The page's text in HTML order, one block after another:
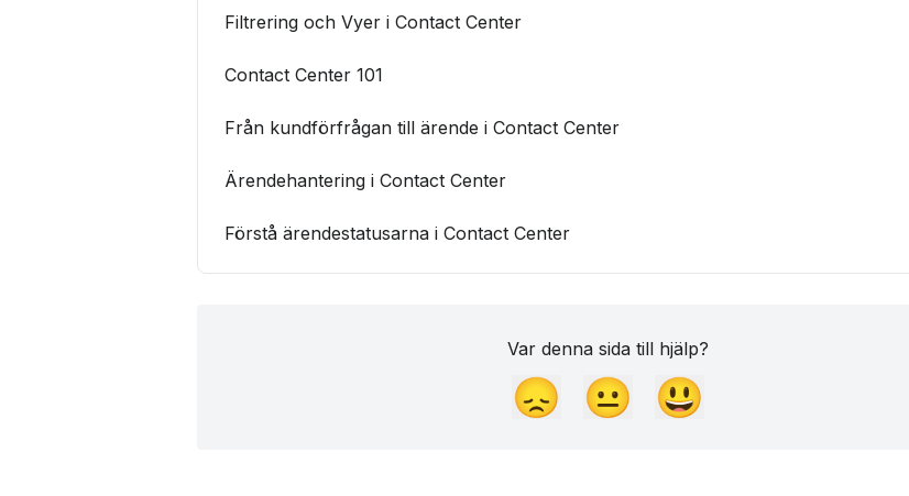
Filtrering och Vyer i Contact Center
Contact Center 101
Från kundförfrågan till ärende i Contact Center
Ärendehantering i Contact Center
Förstå ärendestatusarna i Contact Center
Var denna sida till hjälp?
😞 😐 😃